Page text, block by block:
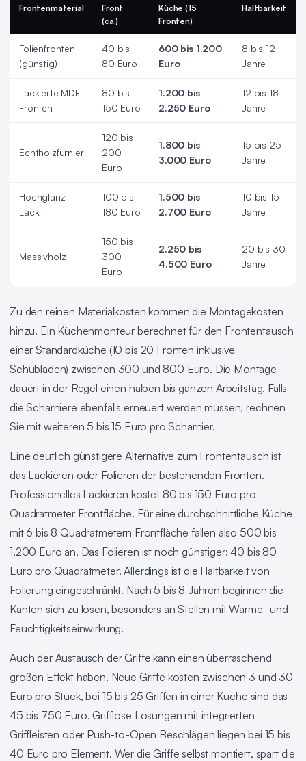
Frontenmaterial
Front
(ca.)
Küche (15
Fronten)
Haltbarkeit
Folienfronten
(günstig)
40 bis
80 Euro
600 bis 1.200
Euro
8 bis 12
Jahre
Lackierte MDF
Fronten
80 bis
150 Euro
1.200 bis
2.250 Euro
12 bis 18
Jahre
Echtholzfurnier
120 bis
200
Euro
1.800 bis
3.000 Euro
15 bis 25
Jahre
Hochglanz-
Lack
100 bis
180 Euro
1.500 bis
2.700 Euro
10 bis 15
Jahre
Massivholz
150 bis
300
Euro
2.250 bis
4.500 Euro
20 bis 30
Jahre
Zu den reinen Materialkosten kommen die Montagekosten
hinzu. Ein Küchenmonteur berechnet für den Frontentausch
einer Standardküche (10 bis 20 Fronten inklusive
Schubladen) zwischen 300 und 800 Euro. Die Montage
dauert in der Regel einen halben bis ganzen Arbeitstag. Falls
die Scharniere ebenfalls erneuert werden müssen, rechnen
Sie mit weiteren 5 bis 15 Euro pro Scharnier.
Eine deutlich günstigere Alternative zum Frontentausch ist
das Lackieren oder Folieren der bestehenden Fronten.
Professionelles Lackieren kostet 80 bis 150 Euro pro
Quadratmeter Frontfläche. Für eine durchschnittliche Küche
mit 6 bis 8 Quadratmetern Frontfläche fallen also 500 bis
1.200 Euro an. Das Folieren ist noch günstiger: 40 bis 80
Euro pro Quadratmeter. Allerdings ist die Haltbarkeit von
Folierung eingeschränkt. Nach 5 bis 8 Jahren beginnen die
Kanten sich zu lösen, besonders an Stellen mit Wärme- und
Feuchtigkeitseinwirkung.
Auch der Austausch der Griffe kann einen überraschend
großen Effekt haben. Neue Griffe kosten zwischen 3 und 30
Euro pro Stück, bei 15 bis 25 Griffen in einer Küche sind das
45 bis 750 Euro. Grifflose Lösungen mit integrierten
Griffleisten oder Push-to-Open Beschlägen liegen bei 15 bis
40 Euro pro Element. Wer die Griffe selbst montiert, spart die